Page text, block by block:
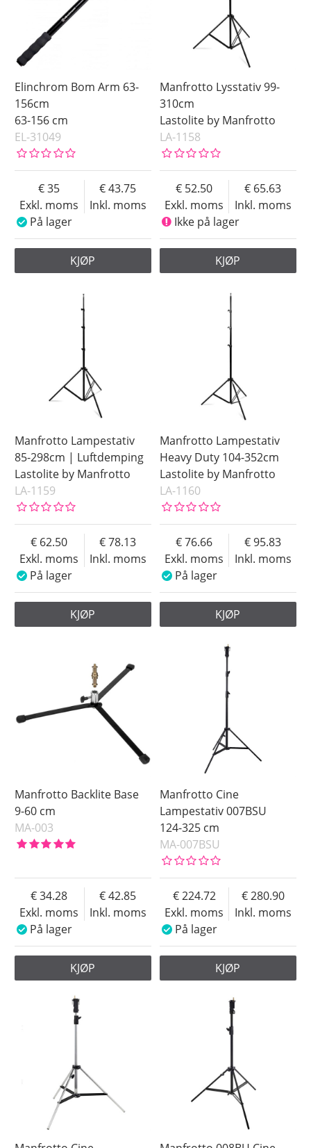
Elinchrom Bom Arm 63-
156cm
63-156 cm
EL-31049
Exkl. moms
35
Inkl. moms
43.75
På lager
KJØP
Manfrotto Lysstativ 99-
310cm
Lastolite by Manfrotto
LA-1158
Exkl. moms
52.50
Inkl. moms
65.63
Ikke på lager
KJØP
Manfrotto Lampestativ
85-298cm | Luftdemping
Lastolite by Manfrotto
LA-1159
Exkl. moms
62.50
Inkl. moms
78.13
På lager
KJØP
Manfrotto Lampestativ
Heavy Duty 104-352cm
Lastolite by Manfrotto
LA-1160
Exkl. moms
76.66
Inkl. moms
95.83
På lager
KJØP
Manfrotto Backlite Base
9-60 cm
MA-003
Exkl. moms
34.28
Inkl. moms
42.85
På lager
KJØP
Manfrotto Cine
Lampestativ 007BSU
124-325 cm
MA-007BSU
Exkl. moms
224.72
Inkl. moms
280.90
På lager
KJØP